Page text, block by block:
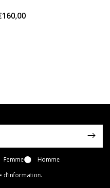
Femme
Homme
d’information.